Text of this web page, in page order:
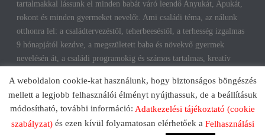
tartalmakkal lássunk el minden babát váró leendő Anyukát, Apukát,
rokont és minden gyermeket nevelőt. Ami családi téma, az nálunk
otthonra lel: a családtervezéstől, teherbeeséstől, a terhesség izgalmas
9 hónapjától kezdve, a megszületett baba és növekvő gyermek
nevelésén át, a családi programokig és számos tartalmas, kreatív
gyermekkorhoz, gyerekeink testi és lelki egészségéhez az út többek
között a szülők megfelelő attitűdje, kíváncsisága, jól informáltsága
mentén vezet. Reméljük, mi is segítünk ezen az úton!
A weboldalon cookie-kat használunk, hogy biztonságos böngészés
mellett a legjobb felhasználói élményt nyújthassuk, de a beállításuk
módosítható, további információ: Adatkezelési tájékoztató (cookie
szabályzat) és ezen kívül folyamatosan elérhetőek a Felhasználási